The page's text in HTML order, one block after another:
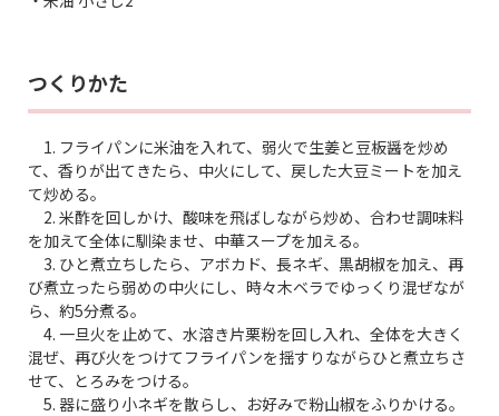
つくりかた
1. フライパンに米油を入れて、弱火で生姜と豆板醤を炒め
て、香りが出てきたら、中火にして、戻した大豆ミートを加え
て炒める。
2. 米酢を回しかけ、酸味を飛ばしながら炒め、合わせ調味料
を加えて全体に馴染ませ、中華スープを加える。
3. ひと煮立ちしたら、アボカド、長ネギ、黒胡椒を加え、再
び煮立ったら弱めの中火にし、時々木ベラでゆっくり混ぜなが
ら、約5分煮る。
4. 一旦火を止めて、水溶き片栗粉を回し入れ、全体を大きく
混ぜ、再び火をつけてフライパンを揺すりながらひと煮立ちさ
せて、とろみをつける。
5. 器に盛り小ネギを散らし、お好みで粉山椒をふりかける。